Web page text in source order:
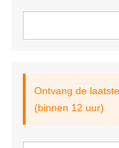
Ontvang de
(binnen 12 uur)